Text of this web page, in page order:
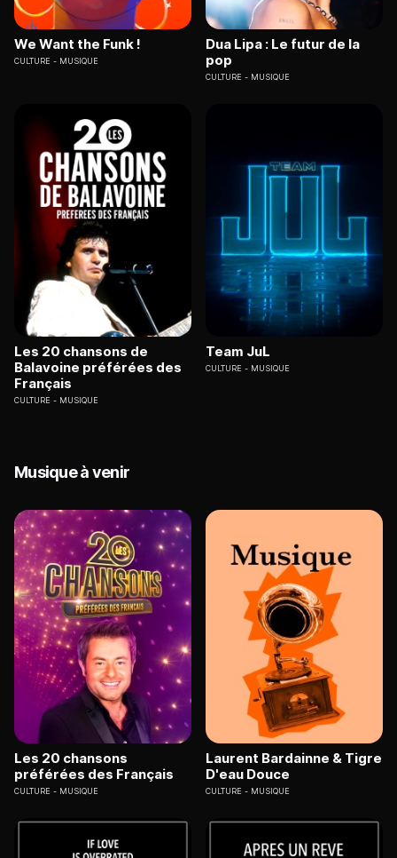
We Want the Funk !
CULTURE MUSIQUE
Dua Lipa : Le futur de la
pop
CULTURE MUSIQUE
Les 20 chansons de
Balavoine préférées des
Français
CULTURE MUSIQUE
Team JuL
CULTURE MUSIQUE
Musique à venir
Les 20 chansons
préférées des Français
CULTURE MUSIQUE
Laurent Bardainne & Tigre
D'eau Douce
CULTURE MUSIQUE